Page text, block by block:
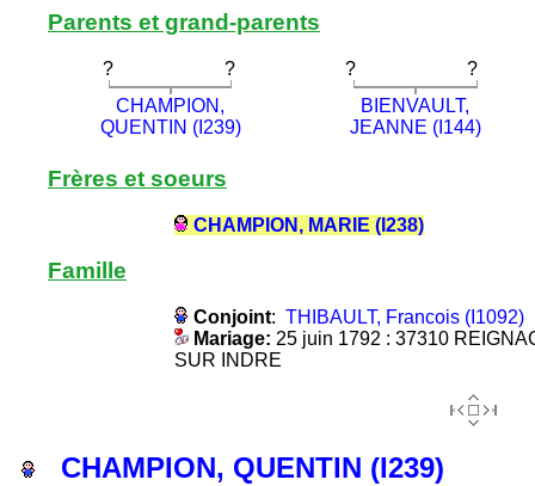
Parents et grand-parents
? ? ?
?
CHAMPION,
QUENTIN (I239)
BIENVAULT,
JEANNE (I144)
Frères et soeurs
CHAMPION, MARIE (I238)
Famille
Conjoint: THIBAULT, Francois (I1092)
Mariage: 25 juin 1792 : 37310
SUR INDRE
CHAMPION, QUENTIN (I239)